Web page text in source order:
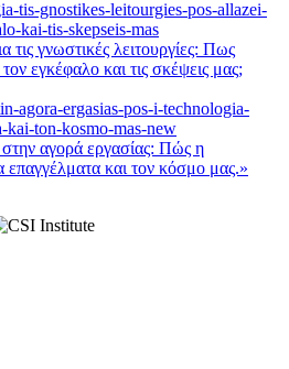
τις γνωστικές λειτουργίες: Πως
εγκέφαλο και τις σκέψεις μας;
αγορά εργασίας: Πώς η
επαγγέλματα και τον κόσμο μας.»